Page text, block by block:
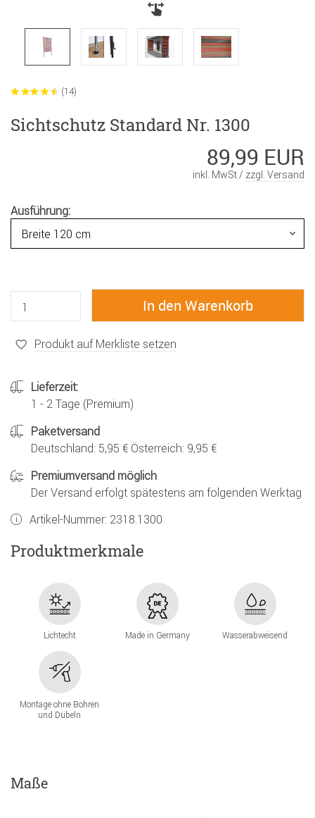
(14)
Sichtschutz Standard Nr. 1300
89,99 EUR
inkl. MwSt / zzgl. Versand
Ausführung:
Produkt auf Merkliste setzen
Lieferzeit:
1 - 2 Tage (Premium)
Paketversand
Deutschland: 5,95 € Österreich: 9,95 €
Premiumversand möglich
Der Versand erfolgt spätestens am folgenden Werktag
Artikel-Nummer: 2318.1300
Produktmerkmale
Lichtecht Made in Germany Wasserabweisend
Montage ohne Bohren
und Dübeln
Maße